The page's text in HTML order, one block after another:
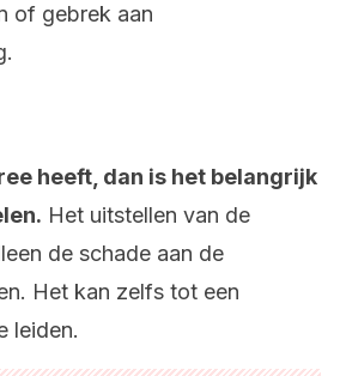
of gebrek aan
heeft, dan is het belangrijk
Het uitstellen van de
de schade aan de
Het kan zelfs tot een
leiden.